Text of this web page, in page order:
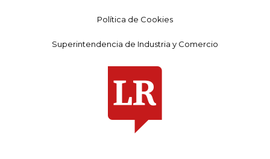
Política de Cookies
Superintendencia de Industria y Comercio